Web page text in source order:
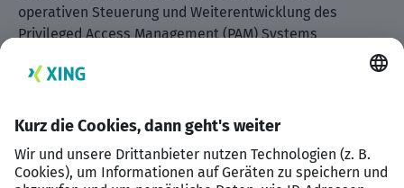
operativen Steuerung und Weiterentwicklung des
Privileged Access Management (PAM) Systems
Profil
Qualifikation & Sprachen:Abgeschlossenes Studium der
Informatik oder eine vergleichbare Qualifikation sowie
sehr gute Deutsch- und gute Englischkenntnisse